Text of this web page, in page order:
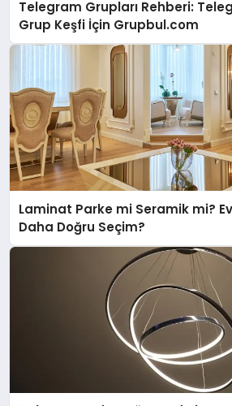
Telegram Grupları Rehberi:
Grup Keşfi İçin Grupbul.com
Laminat Parke mi Seramik mi?
Daha Doğru Seçim?